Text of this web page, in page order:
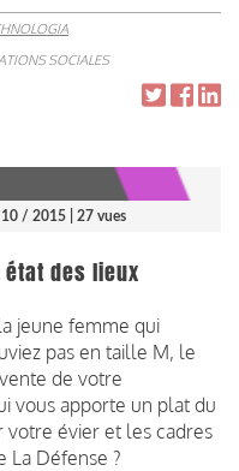
SOCIALES
/ 2015 | 27 vues
des lieux
jeune femme qui
pas en taille M, le
de votre
vous apporte un plat du
évier et les cadres
La Défense ?